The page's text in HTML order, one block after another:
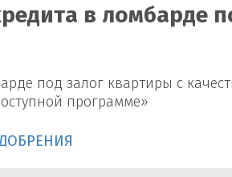
в ломбарде
под залог квартиры с
программе»